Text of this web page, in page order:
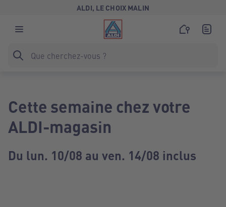
ALDI, LE CHOIX MALIN
Cette semaine chez votre
ALDI-magasin
Du lun. 10/08 au ven. 14/08 inclus